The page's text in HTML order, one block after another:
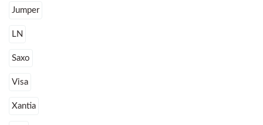
Jumper
LN
Saxo
Visa
Xantia